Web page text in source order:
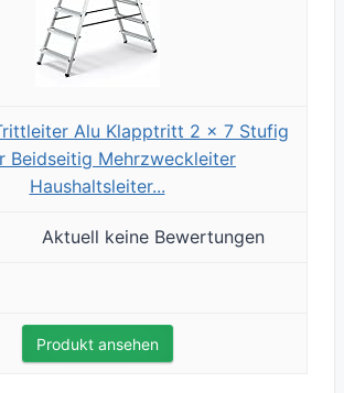
Alu Klapptritt 2 x 7 Stufig
Beidseitig Mehrzweckleiter
Haushaltsleiter...
Aktuell keine Bewertungen
Produkt ansehen